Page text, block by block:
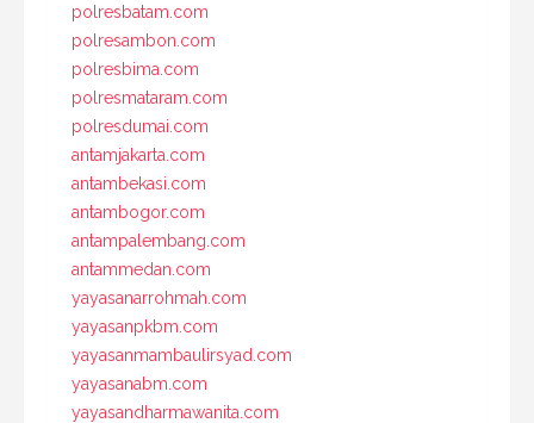
polresbatam.com
polresambon.com
polresbima.com
polresmataram.com
polresdumai.com
antamjakarta.com
antambekasi.com
antambogor.com
antampalembang.com
antammedan.com
yayasanarrohmah.com
yayasanpkbm.com
yayasanmambaulirsyad.com
yayasanabm.com
yayasandharmawanita.com